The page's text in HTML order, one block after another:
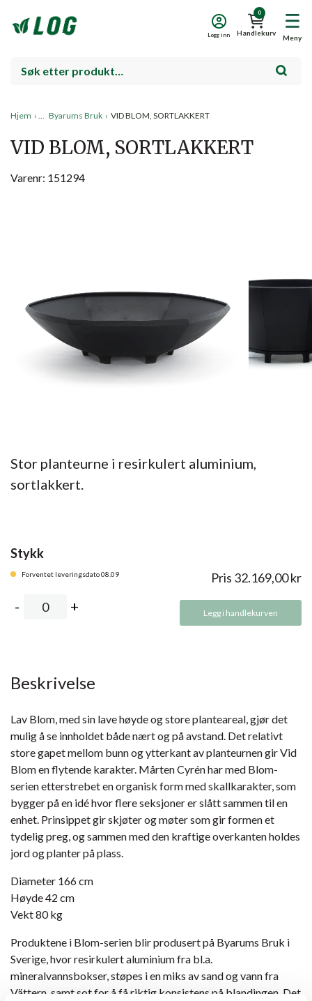
Meny
0
Handlekurv
Logg inn
Hjem › Byarums Bruk › VID BLOM, SORTLAKKERT
VID BLOM, SORTLAKKERT
Varenr: 151294
Stor planteurne i resirkulert aluminium,
sortlakkert.
Stykk
Forventet leveringsdato 08.09 Pris 32.169,00kr
Legg i handlekurven
Beskrivelse
Lav Blom, med sin lave høyde og store planteareal, gjør det
mulig å se innholdet både nært og på avstand. Det relativt
store gapet mellom bunn og ytterkant av planteurnen gir Vid
Blom en flytende karakter. Mårten Cyrén har med Blom-
serien etterstrebet en organisk form med skallkarakter, som
bygger på en idé hvor flere seksjoner er slått sammen til en
enhet. Prinsippet gir skjøter og møter som gir formen et
tydelig preg, og sammen med den kraftige overkanten holdes
jord og planter på plass.
Diameter 166 cm
Høyde 42 cm
Vekt 80 kg
Produktene i Blom-serien blir produsert på Byarums Bruk i
Sverige, hvor resirkulert aluminium fra bl.a.
mineralvannsbokser, støpes i en miks av sand og vann fra
Vättern, samt sot for å få riktig konsistens på blandingen. Det